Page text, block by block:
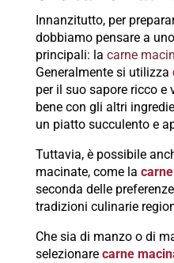
Innanzitutto, per
dobbiamo pensare a
principali: la carne
Generalmente si utilizza
per il suo sapore ricco e
bene con gli altri
un piatto succulento e
Tuttavia, è possibile
macinate, come la
seconda delle
tradizioni culinarie
Che sia di manzo o di
selezionare carne